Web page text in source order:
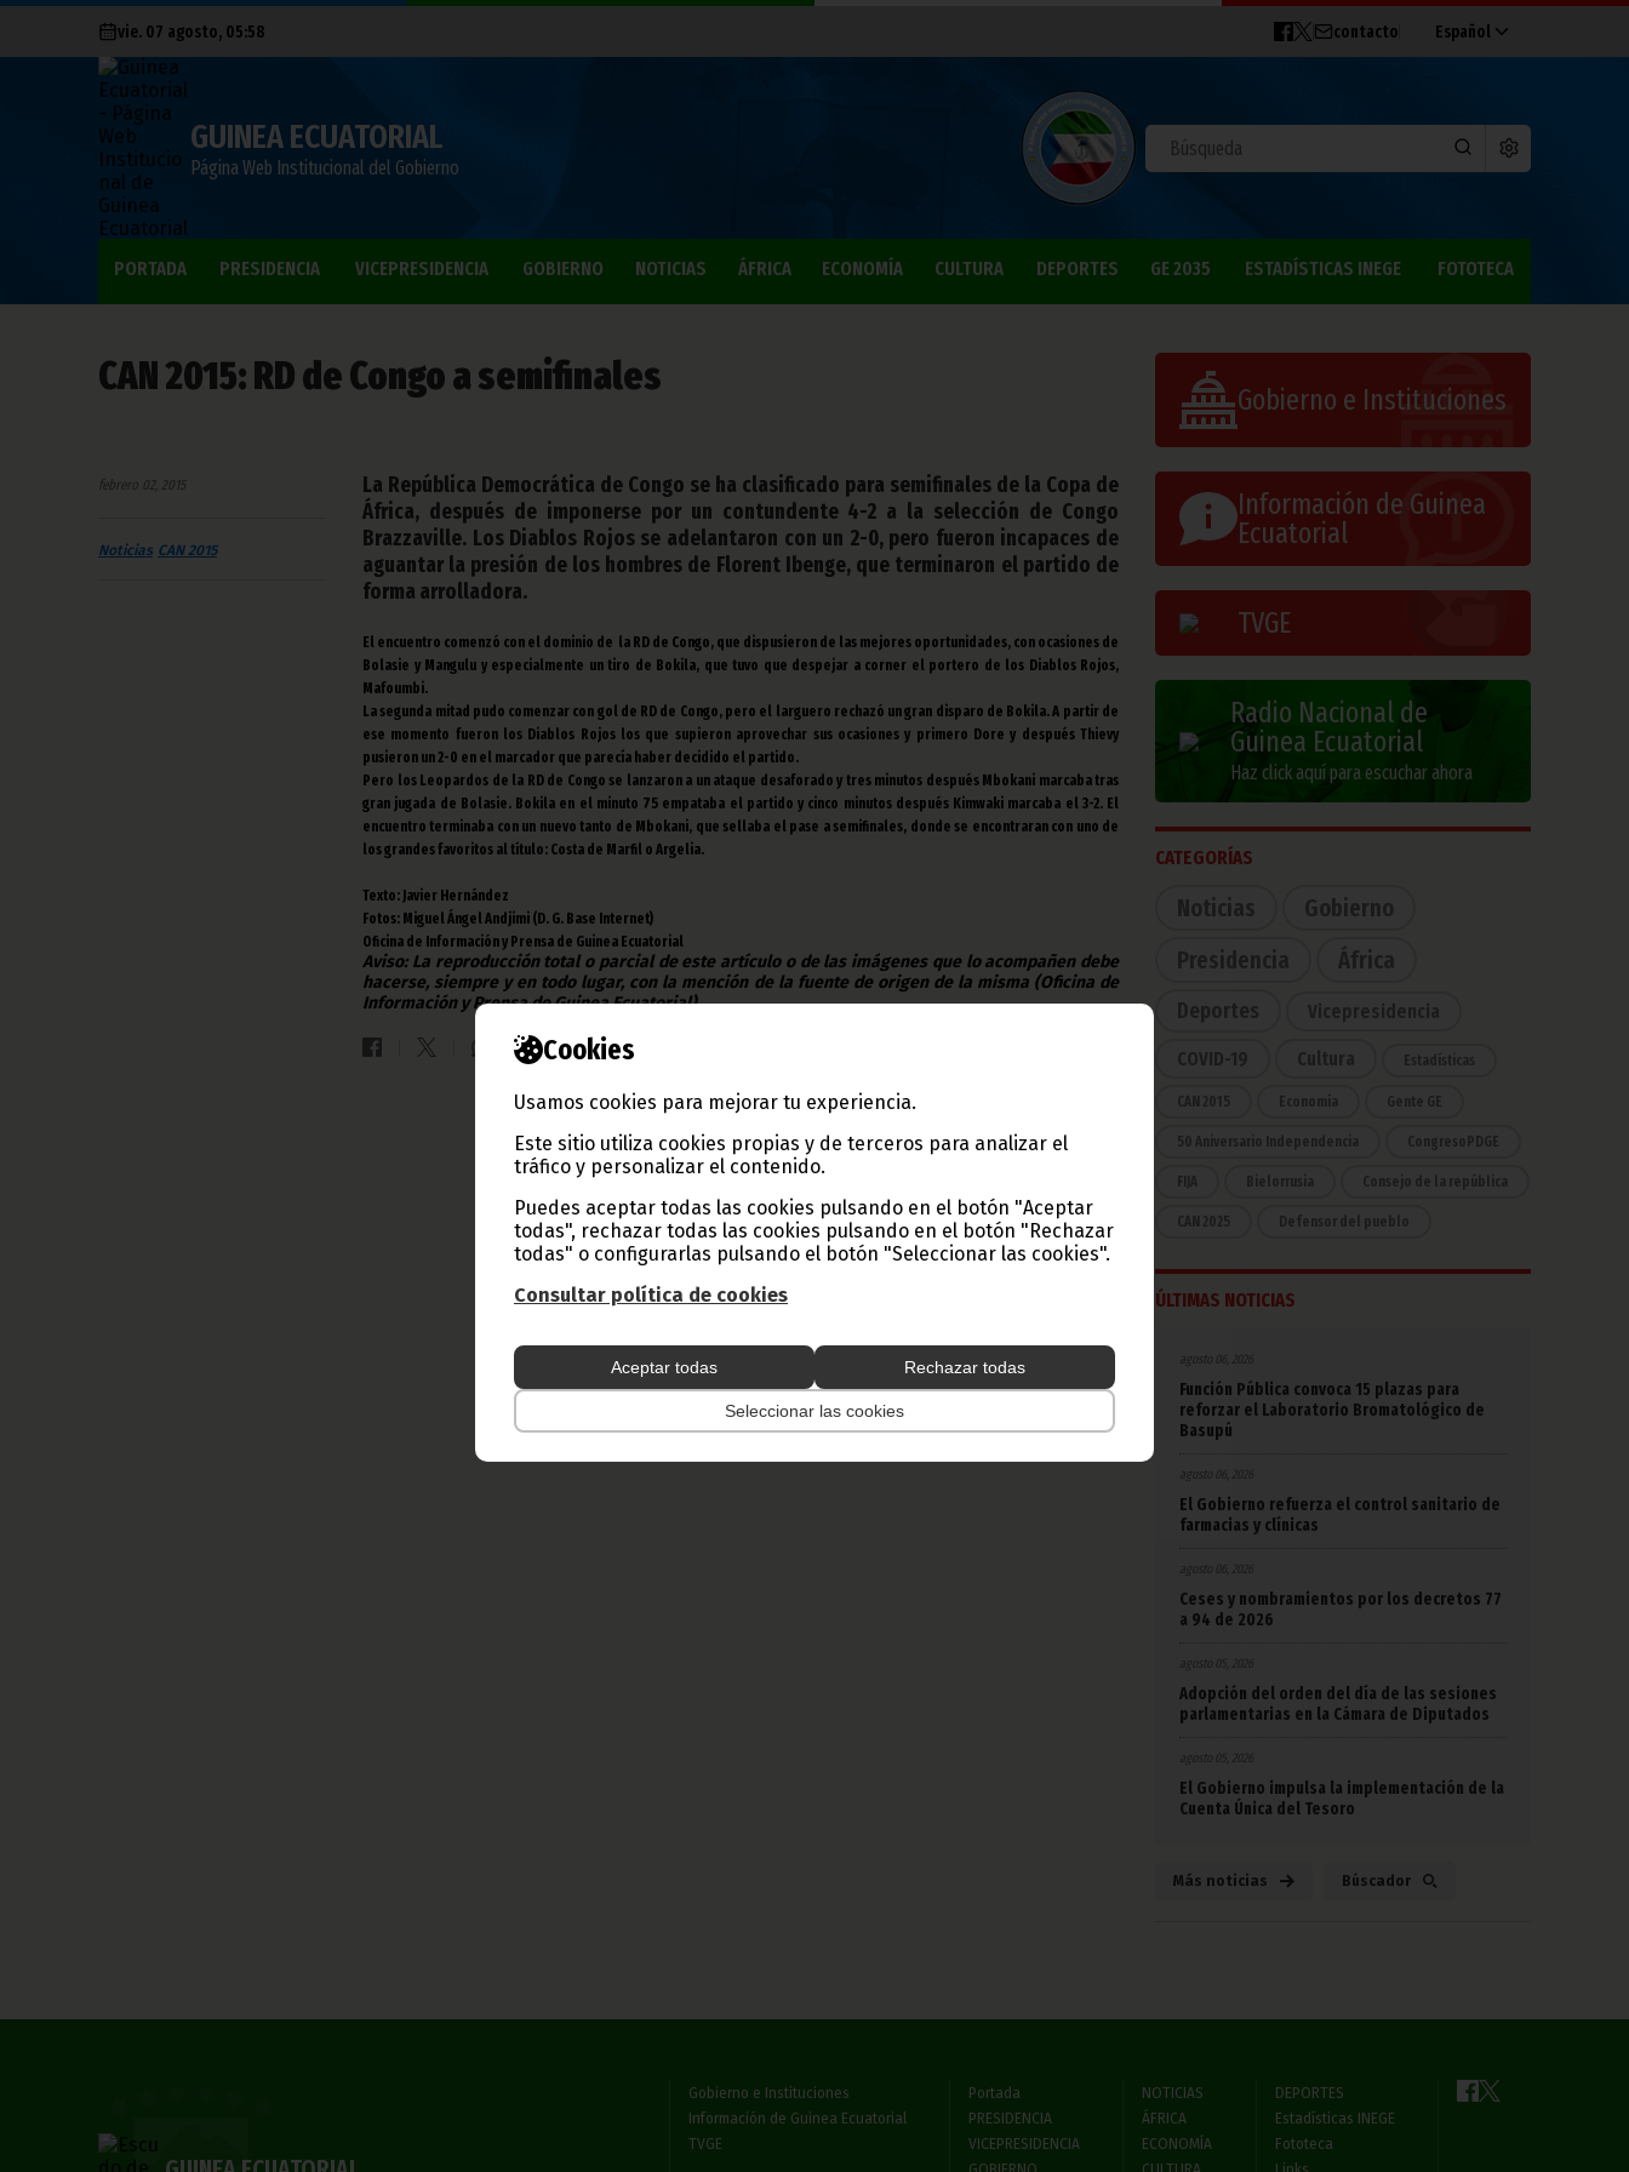
Cookies
Usamos cookies para mejorar tu experiencia.
Este sitio utiliza cookies propias y de terceros para analizar el
tráfico y personalizar el contenido.
Puedes aceptar todas las cookies pulsando en el botón "Aceptar
todas", rechazar todas las cookies pulsando en el botón "Rechazar
todas" o configurarlas pulsando el botón "Seleccionar las cookies".
Consultar política de cookies
Aceptar todas Rechazar todas
Seleccionar las cookies
vie. 07 agosto, 05:58 contacto Español
GUINEA ECUATORIAL
Página Web Institucional del Gobierno
PORTADA PRESIDENCIA VICEPRESIDENCIA GOBIERNO NOTICIAS ÁFRICA ECONOMÍA CULTURA DEPORTES GE 2035 ESTADÍSTICAS INEGE FOTOTECA
CAN 2015: RD de Congo a semifinales
febrero 02, 2015
Noticias CAN 2015
La República Democrática de Congo se ha clasificado para semifinales de la Copa de
África, después de imponerse por un contundente 4-2 a la selección de Congo
Brazzaville. Los Diablos Rojos se adelantaron con un 2-0, pero fueron incapaces de
aguantar la presión de los hombres de Florent Ibenge, que terminaron el partido de
forma arrolladora.
El encuentro comenzó con el dominio de la RD de Congo, que dispusieron de las mejores oportunidades, con ocasiones de
Bolasie y Mangulu y especialmente un tiro de Bokila, que tuvo que despejar a corner el portero de los Diablos Rojos,
Mafoumbi.
La segunda mitad pudo comenzar con gol de RD de Congo, pero el larguero rechazó un gran disparo de Bokila. A partir de
ese momento fueron los Diablos Rojos los que supieron aprovechar sus ocasiones y primero Dore y después Thievy
pusieron un 2-0 en el marcador que parecía haber decidido el partido.
Pero los Leopardos de la RD de Congo se lanzaron a un ataque desaforado y tres minutos después Mbokani marcaba tras
gran jugada de Bolasie. Bokila en el minuto 75 empataba el partido y cinco minutos después Kimwaki marcaba el 3-2. El
encuentro terminaba con un nuevo tanto de Mbokani, que sellaba el pase a semifinales, donde se encontraran con uno de
los grandes favoritos al título: Costa de Marfil o Argelia.
Texto: Javier Hernández
Fotos: Miguel Ángel Andjimi (D. G. Base Internet)
Oficina de Información y Prensa de Guinea Ecuatorial
Aviso: La reproducción total o parcial de este artículo o de las imágenes que lo acompañen debe
hacerse, siempre y en todo lugar, con la mención de la fuente de origen de la misma (Oficina de
Información y Prensa de Guinea Ecuatorial).
Gobierno e Instituciones
Información de Guinea
Ecuatorial
TVGE
Radio Nacional de
Guinea Ecuatorial
Haz click aquí para escuchar ahora
CATEGORÍAS
Noticias
Gobierno
Presidencia
África
Deportes Vicepresidencia
COVID-19 Cultura Estadísticas
CAN 2015 Economía Gente GE
50 Aniversario Independencia CongresoPDGE
FIJA Bielorrusia Consejo de la república
CAN 2025 Defensor del pueblo
ÚLTIMAS NOTICIAS
agosto 06, 2026
Función Pública convoca 15 plazas para
reforzar el Laboratorio Bromatológico de
Basupú
agosto 06, 2026
El Gobierno refuerza el control sanitario de
farmacias y clínicas
agosto 06, 2026
Ceses y nombramientos por los decretos 77
a 94 de 2026
agosto 05, 2026
Adopción del orden del día de las sesiones
parlamentarias en la Cámara de Diputados
agosto 05, 2026
El Gobierno impulsa la implementación de la
Cuenta Única del Tesoro
Más noticias Búscador
Gobierno e Instituciones
Información de Guinea Ecuatorial
TVGE
Portada
PRESIDENCIA
VICEPRESIDENCIA
NOTICIAS
ÁFRICA
ECONOMÍA
DEPORTES
Estadísticas INEGE
Fototeca